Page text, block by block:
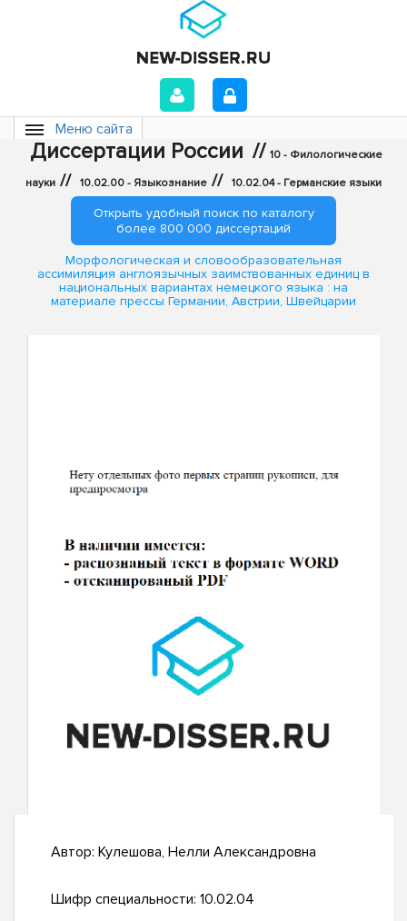
Меню сайта
Диссертации России // 10 - Филологические
науки // 10.02.00 - Языкознание // 10.02.04 - Германские языки
Открыть удобный поиск по каталогу
более 800 000 диссертаций
Морфологическая и словообразовательная
ассимиляция англоязычных заимствованных единиц в
национальных вариантах немецкого языка : на
материале прессы Германии, Австрии, Швейцарии
Автор: Кулешова, Нелли Александровна
Шифр специальности: 10.02.04